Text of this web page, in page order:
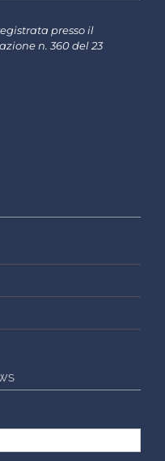
presso il
n. 360 del 23